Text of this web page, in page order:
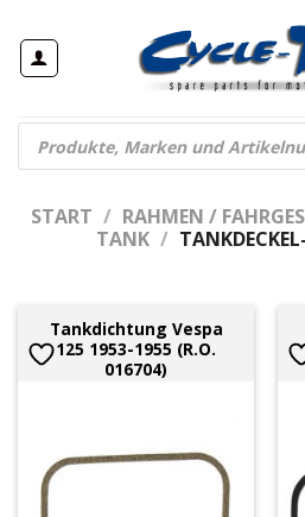
Inhalt
springen
Products
search
START / RAHMEN /
TANK /
Tankdichtung Vespa
125 1953-1955 (R.O.
016704)